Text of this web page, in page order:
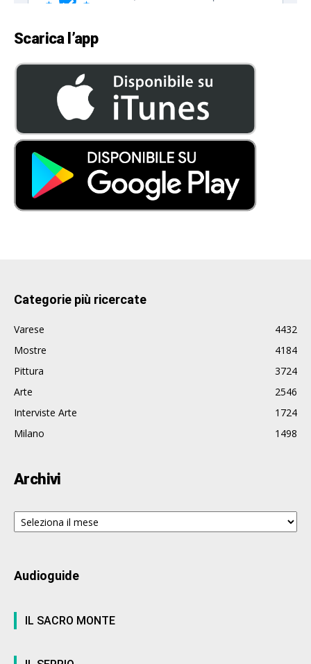
Scarica l’app
Categorie più ricercate
Varese
4432
Mostre
4184
Pittura
3724
Arte
2546
Interviste Arte
1724
Milano
1498
Archivi
Archivi
Audioguide
IL SACRO MONTE